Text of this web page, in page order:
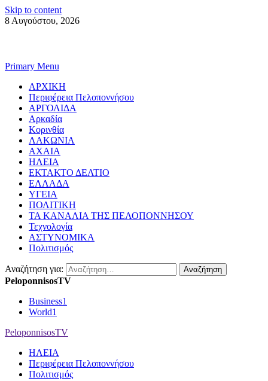
Skip to content
8 Αυγούστου, 2026
Primary Menu
ΑΡΧΙΚΗ
Περιφέρεια Πελοποννήσου
ΑΡΓΟΛΙΔΑ
Αρκαδία
Κορινθία
ΛΑΚΩΝΙΑ
ΑΧΑΙΑ
ΗΛΕΙΑ
ΕΚΤΑΚΤΟ ΔΕΛΤΙΟ
ΕΛΛΑΔΑ
ΥΓΕΙΑ
ΠΟΛΙΤΙΚΗ
ΤΑ ΚΑΝΑΛΙΑ ΤΗΣ ΠΕΛΟΠΟΝΝΗΣΟΥ
Τεχνολογία
ΑΣΤΥΝΟΜΙΚΑ
Πολιτισμός
Αναζήτηση για:
PeloponnisosTV
Business1
World1
PeloponnisosTV
ΗΛΕΙΑ
Περιφέρεια Πελοποννήσου
Πολιτισμός